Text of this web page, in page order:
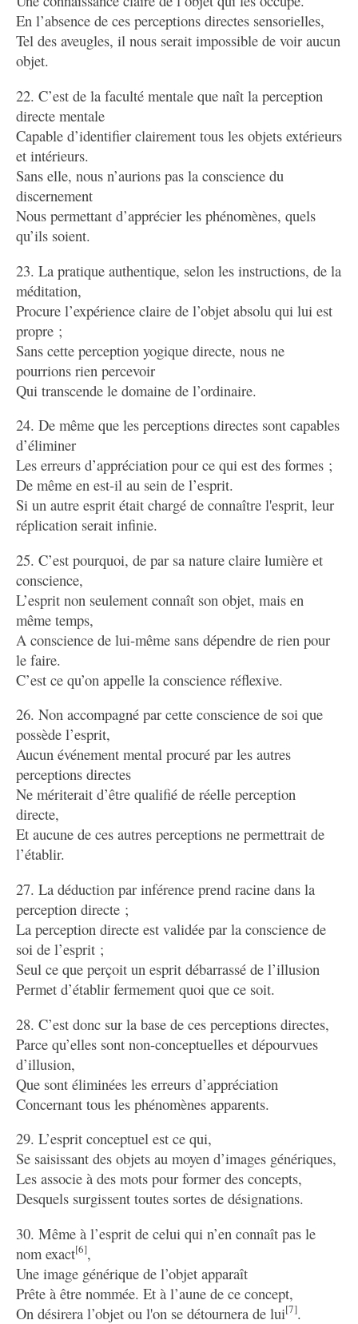
En l’absence de ces perceptions directes sensorielles,
Tel des aveugles, il nous serait impossible de voir aucun
objet.
22. C’est de la faculté mentale que naît la perception
directe mentale
Capable d’identifier clairement tous les objets extérieurs
et intérieurs.
Sans elle, nous n’aurions pas la conscience du
discernement
Nous permettant d’apprécier les phénomènes, quels
qu’ils soient.
23. La pratique authentique, selon les instructions, de la
méditation,
Procure l’expérience claire de l’objet absolu qui lui est
propre ;
Sans cette perception yogique directe, nous ne
pourrions rien percevoir
Qui transcende le domaine de l’ordinaire.
24. De même que les perceptions directes sont capables
d’éliminer
Les erreurs d’appréciation pour ce qui est des formes ;
De même en est-il au sein de l’esprit.
Si un autre esprit était chargé de connaître l'esprit, leur
réplication serait infinie.
25. C’est pourquoi, de par sa nature claire lumière et
conscience,
L’esprit non seulement connaît son objet, mais en
même temps,
A conscience de lui-même sans dépendre de rien pour
le faire.
C’est ce qu’on appelle la conscience réflexive.
26. Non accompagné par cette conscience de soi que
possède l’esprit,
Aucun événement mental procuré par les autres
perceptions directes
Ne mériterait d’être qualifié de réelle perception
directe,
Et aucune de ces autres perceptions ne permettrait de
l’établir.
27. La déduction par inférence prend racine dans la
perception directe ;
La perception directe est validée par la conscience de
soi de l’esprit ;
Seul ce que perçoit un esprit débarrassé de l’illusion
Permet d’établir fermement quoi que ce soit.
28. C’est donc sur la base de ces perceptions directes,
Parce qu’elles sont non-conceptuelles et dépourvues
d’illusion,
Que sont éliminées les erreurs d’appréciation
Concernant tous les phénomènes apparents.
29. L’esprit conceptuel est ce qui,
Se saisissant des objets au moyen d’images génériques,
Les associe à des mots pour former des concepts,
Desquels surgissent toutes sortes de désignations.
30. Même à l’esprit de celui qui n’en connaît pas le
nom exact[6],
Une image générique de l’objet apparaît
Prête à être nommée. Et à l’aune de ce concept,
On désirera l’objet ou l'on se détournera de lui[7].